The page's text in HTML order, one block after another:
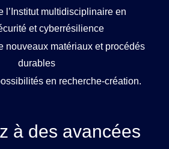
l’Institut multidisciplinaire en
et cyberrésilience
nouveaux matériaux et procédés
durables
en recherche-création.
à des avancées